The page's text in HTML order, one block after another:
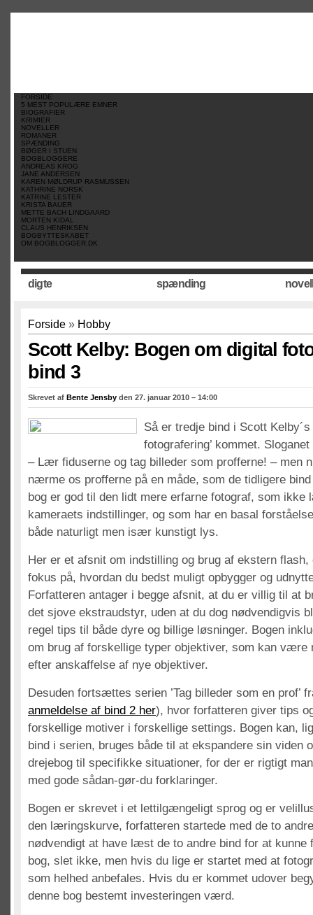
FORSIDE
5 MEST POPULÆRE EMNER
BIOGRAFIER
KRIMIER
NOVELLER
ROMANER
SPÆNDING
BØGER I STUEN
BOGBLOGGERE
ANDREAS KROG
JANE ANDERSEN
KAREN MØLDRUP RASMUSSEN
KATHRINE NORSK
KATRINE LESTER
KRISTA BAUER
METTE BACH LINDGAARD
MORTEN KIDAL
CLAUS HENRIKSEN
BOGBYTTESKABET
OM BOGBLOGGER.DK
digte spænding
Forside » Hobby
Scott Kelby: Bogen om digital
bind 3
Skrevet af Bente Jensby den 27. januar 2010 – 14:00
Så er tredje bind i Scott Kelby´s
fotografering’ kommet.
– Lær fiduserne og tag billeder som profferne! – men
nærme os profferne på en måde, som de tidligere
bog er god til den lidt mere erfarne fotograf, som
kameraets indstillinger, og som har en basal
både naturligt men især kunstigt lys.
Her er et afsnit om indstilling og brug af ekstern flash,
fokus på, hvordan du bedst muligt opbygger og
Forfatteren antager i begge afsnit, at du er villig til at
det sjove ekstraudstyr, uden at du dog nødvendigvis
regel tips til både dyre og billige løsninger. Bogen
om brug af forskellige typer objektiver, som kan være
efter anskaffelse af nye objektiver.
Desuden fortsættes serien ’Tag billeder som en prof’
anmeldelse af bind 2 her), hvor forfatteren giver tips
forskellige motiver i forskellige settings. Bogen kan,
bind i serien, bruges både til at ekspandere sin viden
drejebog til specifikke situationer, for der er rigtigt
med gode sådan-gør-du forklaringer.
Bogen er skrevet i et lettilgængeligt sprog og er
den læringskurve, forfatteren startede med de to
nødvendigt at have læst de to andre bind for at kunne
bog, slet ikke, men hvis du lige er startet med at
som helhed anbefales. Hvis du er kommet udover
denne bog bestemt investeringen værd.